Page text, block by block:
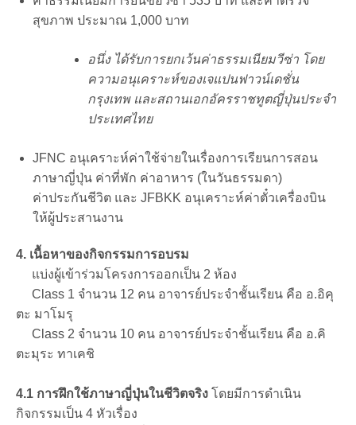
สุขภาพ ประมาณ 1,000 บาท
อนึ่ง ได้รับการยกเว้นค่าธรรมเนียมวีซ่า โดย
ความอนุเคราะห์ของเจแปนฟาวน์เดชั่น
กรุงเทพ และสถานเอกอัครราชทูตญี่ปุ่นประจำ
ประเทศไทย
JFNC อนุเคราะห์ค่าใช้จ่ายในเรื่องการเรียนการสอน
ภาษาญี่ปุ่น ค่าที่พัก ค่าอาหาร (ในวันธรรมดา)
ค่าประกันชีวิต และ JFBKK อนุเคราะห์ค่าตั๋วเครื่องบิน
ให้ผู้ประสานงาน
4. เนื้อหาของกิจกรรมการอบรม
แบ่งผู้เข้าร่วมโครงการออกเป็น 2 ห้อง
Class 1 จำนวน 12 คน อาจารย์ประจำชั้นเรียน คือ อ.อิคุ
ตะ มาโมรุ
Class 2 จำนวน 10 คน อาจารย์ประจำชั้นเรียน คือ อ.คิ
ตะมุระ ทาเคชิ
4.1 การฝึกใช้ภาษาญี่ปุ่นในชีวิตจริง โดยมีการดำเนิน
กิจกรรมเป็น 4 หัวเรื่อง